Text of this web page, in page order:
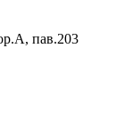
пав.203